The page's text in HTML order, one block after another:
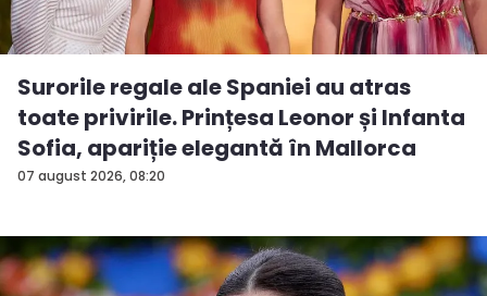
07 august 2026, 08:20
Surorile regale ale Spaniei au atras
toate privirile. Prințesa Leonor și Infanta
Sofia, apariție elegantă în Mallorca